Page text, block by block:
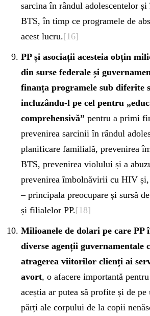
sarcina în rândul adolescentelor
BTS, în timp ce programele de
acest lucru.[16]
PP și asociații acesteia obțin
din surse federale și
finanța programele sub diferite
incluzându-l pe cel pentru
comprehensivă” pentru a primi
prevenirea sarcinii în rândul
planificare familială, prevenirea
BTS, prevenirea violului și a
prevenirea îmbolnăvirii cu HIV
– principala preocupare și sursă
și filialelor PP.[18]
Milioanele de dolari pe care PP
diverse agenții guvernamentale
atragerea viitorilor clienți ai
avort, o afacere importantă
aceștia ar putea să profite și de
părți ale corpului de la copii